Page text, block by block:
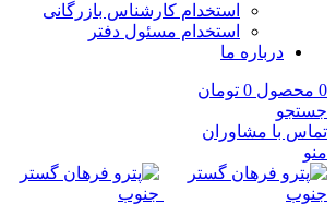
استخدام کارشناس بازرگانی
استخدام مسئول دفتر
درباره ما
0 محصول 0 تومان
جستجو
تماس با مشاوران
منو